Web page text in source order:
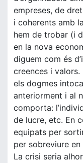
empreses, de
i coherents amb
hem de trobar (i
en la nova
diguem com és
creences i valors.
els dogmes
anteriorment i al
comporta:
de lucre, etc. En
equipats per
per sobreviure
La crisi seria